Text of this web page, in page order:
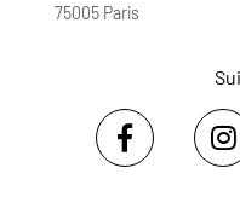
75005 Paris